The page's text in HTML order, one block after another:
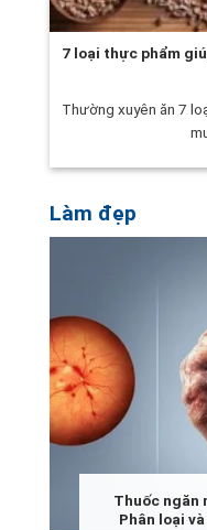
7 loại thực phẩm
Thường xuyên ăn 7
Làm đẹp
Thuốc ngăn
Phân loại